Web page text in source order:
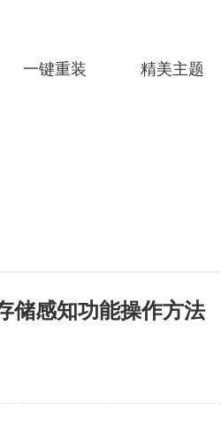
一键重装 精美主题
储感知功能操作方法